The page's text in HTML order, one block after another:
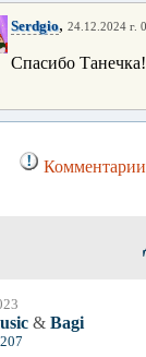
Serdgio, 24.12.2024 г.
Спасибо Танечка!
Комментарии
& Bagi